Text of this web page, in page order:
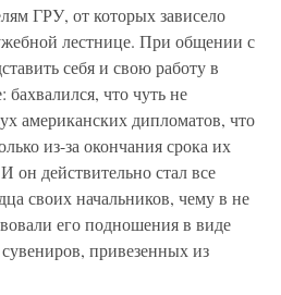
ГРУ, от которых зависело
лестнице. При общении с
себя и свою работу в
что чуть не
американских дипломатов, что
из-за окончания срока их
он действительно стал все
своих начальников, чему в не
его подношения в виде
привезенных из